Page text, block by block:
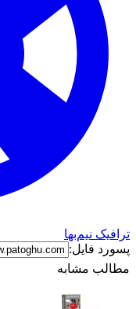
ترافیک نیم‌بها
پسورد فایل:
مطالب مشابه